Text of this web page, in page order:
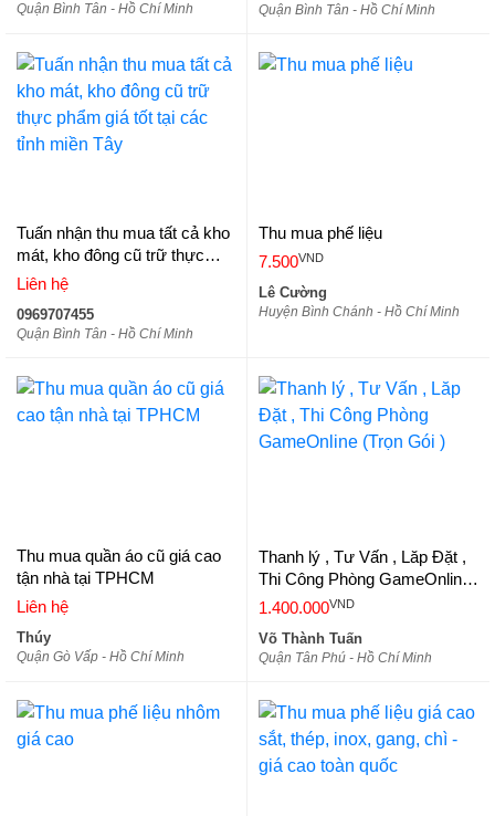
Quận Bình Tân - Hồ Chí Minh Quận Bình Tân - Hồ Chí Minh
Tuấn nhận thu mua tất cả kho
mát, kho đông cũ trữ thực
phẩm giá tốt tại các tỉnh miền
Liên hệ
0969707455
Quận Bình Tân - Hồ Chí Minh
Thu mua phế liệu
7.500VND
Lê Cường
Huyện Bình Chánh - Hồ Chí Minh
Thu mua quần áo cũ giá cao
tận nhà tại TPHCM
Liên hệ
Thúy
Quận Gò Vấp - Hồ Chí Minh
Thanh lý , Tư Vấn , Lăp Đặt ,
Thi Công Phòng GameOnline
(Trọn Gói )
1.400.000VND
Võ Thành Tuấn
Quận Tân Phú - Hồ Chí Minh